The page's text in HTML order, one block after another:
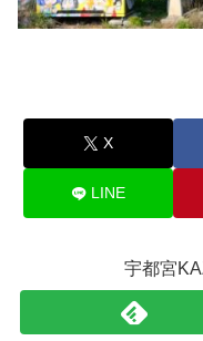
X
LINE
宇都宮